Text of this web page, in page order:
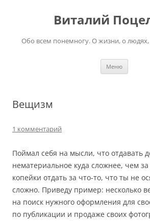
содержимомуВиталий
Обо всем понемногу. О жизни, о
Меню
Вещизм
1 комментарий
Поймал себя на мысли, что отдавать
нематериальное куда сложнее, чем
копейки отдать за что-то, что ты не
сложно. Приведу пример: несколько
на поиск нужного оформления для
по публикации и продаже своих